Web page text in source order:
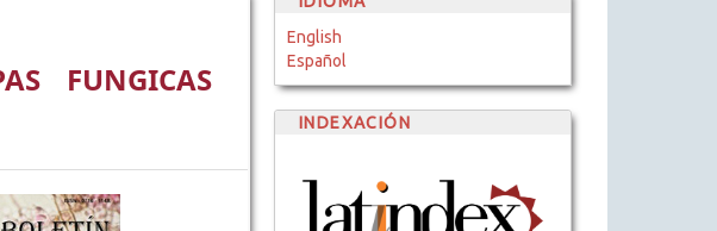
FUNGICAS
English
Español
INDEXACIÓN